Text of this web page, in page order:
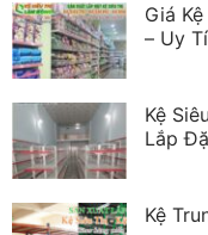
Giá
– Uy
Kệ
Lắp
Kệ